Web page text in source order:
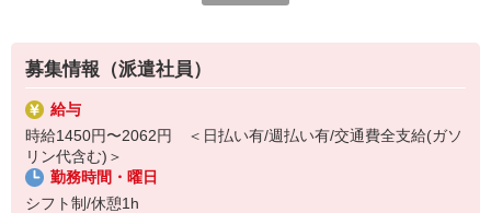
・健康チェックや記録（小さな変化を見逃すな！仲間と共有を！）
・チームでの協力（孤独に戦うな！共に心を燃やせ！！！）
未経験でも全く問題なし。
真面目に取り組めば着実に成長し、
様々なことができるようになります！！
昨日の自分より、確実に仕事ができる自分になれる。
募集情報（派遣社員）
給与
時給1450円〜2062円 ＜日払い有/週払い有/交通費全支給(ガソ
リン代含む)＞
勤務時間・曜日
シフト制/休憩1h